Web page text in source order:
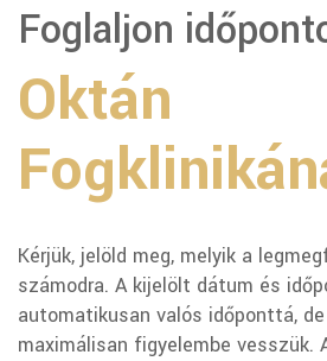
Foglaljon
Oktán
Kérjük, jelöld meg, melyik a
számodra. A kijelölt dátum és
automatikusan valós időponttá,
maximálisan figyelembe vesszük.